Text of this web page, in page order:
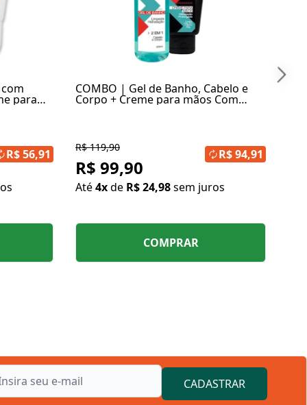
para
R$ 56,91
COMBO | Gel de Banho, Cabelo e
Corpo + Creme para mãos Com
Ureia 10%
R$ 119,90
R$ 99,90
Até4xde R$ 24,98sem juros
R$ 94,91
COMPRAR
CADASTRAR